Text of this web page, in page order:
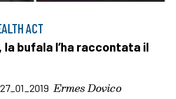
ACT
la bufala l’ha raccontata il
27_01_2019 Ermes Dovico